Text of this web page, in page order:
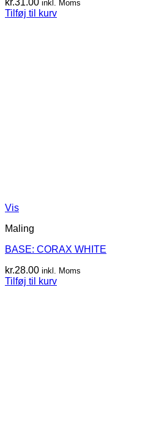
inkl. Moms
Tilføj til kurv
Vis
Maling
BASE: CORAX WHITE
kr.28.00 inkl. Moms
Tilføj til kurv